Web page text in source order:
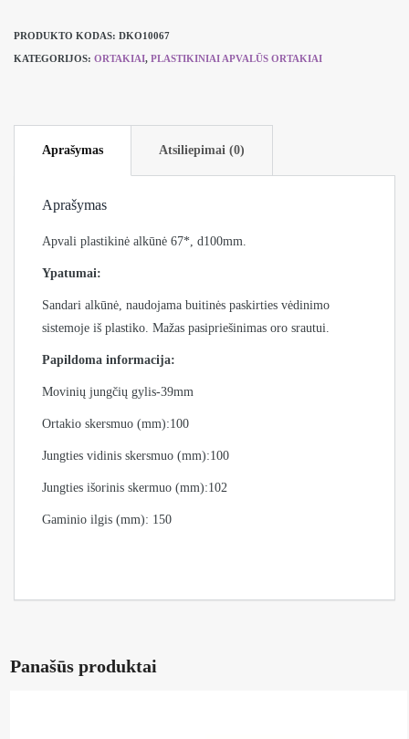
alkūnė
Ø100mm,
PRODUKTO KODAS: DKO10067
KATEGORIJOS: ORTAKIAI, PLASTIKINIAI APVALŪS ORTAKIAI
Aprašymas Atsiliepimai (0)
Aprašymas
Apvali plastikinė alkūnė 67*, d100mm.
Ypatumai:
Sandari alkūnė, naudojama buitinės paskirties vėdinimo
sistemoje iš plastiko. Mažas pasipriešinimas oro srautui.
Papildoma informacija:
Movinių jungčių gylis-39mm
Ortakio skersmuo (mm):100
Jungties vidinis skersmuo (mm):100
Jungties išorinis skermuo (mm):102
Gaminio ilgis (mm): 150
Panašūs produktai